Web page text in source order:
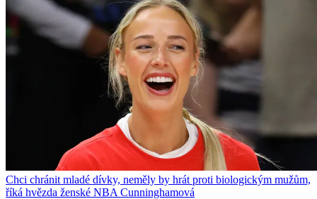
Chci chránit mladé dívky, neměly by hrát proti biologickým mužům,
říká hvězda ženské NBA Cunninghamová